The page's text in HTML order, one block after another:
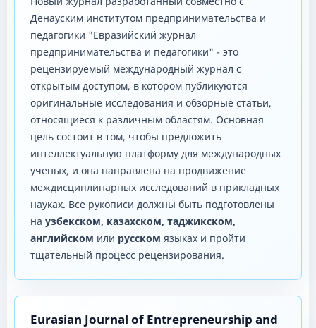
Денауским институтом предпринимательства и
педагогики "Евразийский журнал
предпринимательства и педагогики" - это
рецензируемый международный журнал с
открытым доступом, в котором публикуются
оригинальные исследования и обзорные статьи,
относящиеся к различным областям. Основная
цель состоит в том, чтобы предложить
интеллектуальную платформу для международных
ученых, и она направлена ​​на продвижение
междисциплинарных исследований в прикладных
науках. Все рукописи должны быть подготовлены
на узбекском, казахском, таджикском,
английском или русском языках и пройти
тщательный процесс рецензирования.
Eurasian Journal of Entrepreneurship and